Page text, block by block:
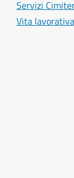
Servizi
Vita lavorativa